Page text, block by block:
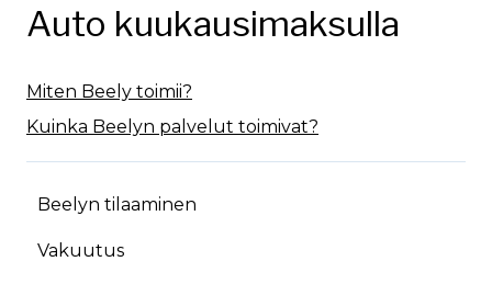
Auto kuukausimaksulla
Miten Beely toimii?
Kuinka Beelyn palvelut toimivat?
Beelyn tilaaminen
Vakuutus